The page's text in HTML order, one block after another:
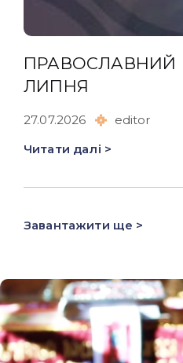
ПРАВОСЛАВНИЙ
ЛИПНЯ
27.07.2026
editor
Читати далі >
Завантажити ще >